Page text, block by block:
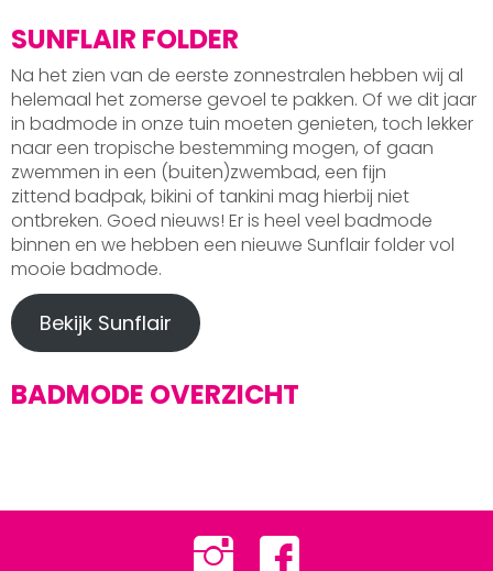
SUNFLAIR FOLDER
Na het zien van de eerste zonnestralen hebben wij al
helemaal het zomerse gevoel te pakken. Of we dit jaar
in badmode in onze tuin moeten genieten, toch lekker
naar een tropische bestemming mogen, of gaan
zwemmen in een (buiten)zwembad, een fijn
zittend badpak, bikini of tankini mag hierbij niet
ontbreken. Goed nieuws! Er is heel veel badmode
binnen en we hebben een nieuwe Sunflair folder vol
mooie badmode.
Bekijk Sunflair
BADMODE OVERZICHT